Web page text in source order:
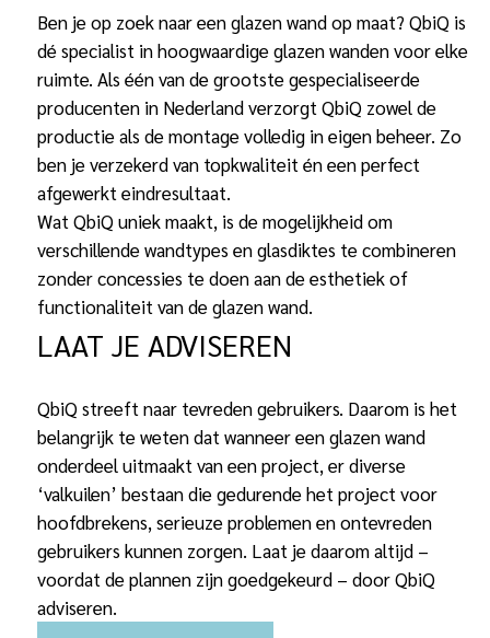
Ben je op zoek naar eenglazen wandop maat? QbiQ is
dé specialist in hoogwaardige glazen wanden voor elke
ruimte. Als één van de grootste gespecialiseerde
producenten in Nederland verzorgt QbiQ zowel de
productie als de montage volledig in eigen beheer. Zo
ben je verzekerd van topkwaliteit én een perfect
afgewerkt eindresultaat.
Wat QbiQ uniek maakt, is de mogelijkheid om
verschillende wandtypes en glasdiktes te combineren
zonder concessies te doen aan de esthetiek of
functionaliteit van de glazen wand.
LAAT JE ADVISEREN
QbiQ streeft naar tevreden gebruikers. Daarom is het
belangrijk te weten dat wanneer een glazen wand
onderdeel uitmaakt van een project, er diverse
‘valkuilen’ bestaan die gedurende het project voor
hoofdbrekens, serieuze problemen en ontevreden
gebruikers kunnen zorgen. Laat je daarom altijd –
voordat de plannen zijn goedgekeurd – door QbiQ
adviseren.